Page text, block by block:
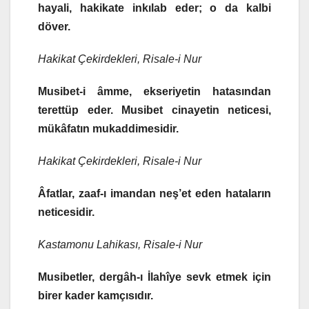
hayali, hakikate inkılab eder; o da kalbi
döver.
Hakikat Çekirdekleri, Risale-i Nur
Musibet-i âmme, ekseriyetin hatasından
terettüp eder. Musibet cinayetin neticesi,
mükâfatın mukaddimesidir.
Hakikat Çekirdekleri, Risale-i Nur
Âfatlar, zaaf-ı imandan neş’et eden hataların
neticesidir.
Kastamonu Lahikası, Risale-i Nur
Musibetler, dergâh-ı İlahîye sevk etmek için
birer kader kamçısıdır.